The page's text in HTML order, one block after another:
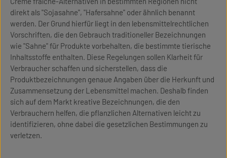
direkt als "Sojasahne", "Hafersahne" oder ähnlich benannt
werden. Der Grund hierfür liegt in den lebensmittelrechtlichen
Vorschriften, die den Gebrauch traditioneller Bezeichnungen
wie "Sahne" für Produkte vorbehalten, die bestimmte tierische
Inhaltsstoffe enthalten. Diese Regelungen sollen Klarheit für
Verbraucher schaffen und sicherstellen, dass die
Produktbezeichnungen genaue Angaben über die Herkunft und
Zusammensetzung der Lebensmittel machen. Deshalb finden
sich auf dem Markt kreative Bezeichnungen, die den
Verbrauchern helfen, die pflanzlichen Alternativen leicht zu
identifizieren, ohne dabei die gesetzlichen Bestimmungen zu
verletzen.